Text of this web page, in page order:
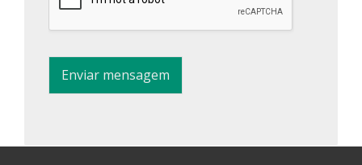
Enviar mensagem